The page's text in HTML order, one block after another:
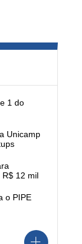
1 do
Unicamp
R$ 12 mil
o PIPE